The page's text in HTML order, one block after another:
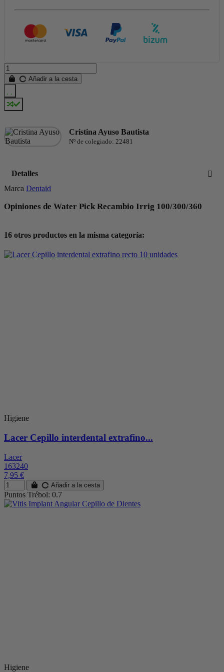
Añadir a la cesta
Cristina Ayuso Bautista
Nº de colegiado: 22481
Detalles
Marca Dentaid
Opiniones de Water Pick Recambio Irrig 100/300/360
16 otros productos en la misma categoría:
Higiene
Lacer Cepillo interdental extrafino...
Lacer
163240
7,95 €
Añadir a la cesta
Puntos Trébol: 0.7
Higiene